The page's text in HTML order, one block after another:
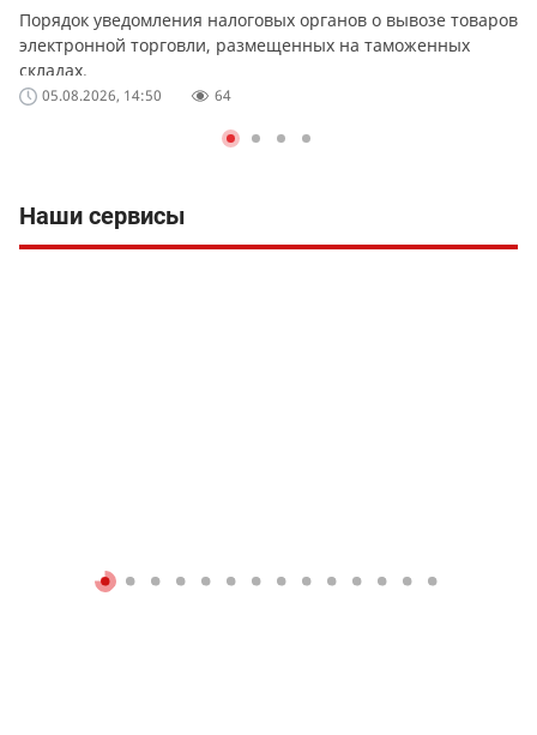
Порядок уведомления налоговых органов о вывозе товаров
электронной торговли, размещенных на таможенных
складах.
05.08.2026, 14:50 64
Наши сервисы